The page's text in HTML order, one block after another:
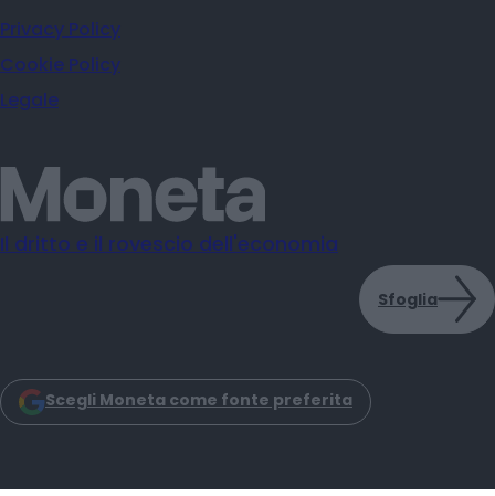
Privacy Policy
Cookie Policy
Legale
Il dritto e il rovescio dell'economia
Sfoglia
Scegli Moneta come fonte preferita